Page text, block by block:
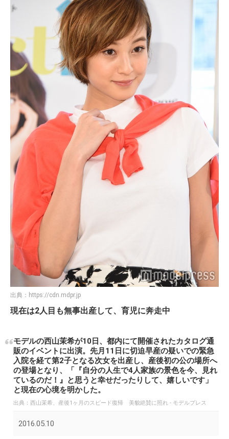
出典： https://cdn.mdpr.jp
現在は2人目も無事出産して、育児に奔走中
モデルの西山茉希が10日、都内にて開催されたカタログ通
販のイベントに出演。先月11日に切迫早産の疑いでの緊急
入院を経て第2子となる次女を出産し、産後初の公の場所へ
の登場となり、「『自分の人生で4人家族の景色を今、見れ
ているのだ！』と思うと幸せだったりして、嬉しいです」
と現在の心境を明かした。
出典： 西山茉希、産後1ヶ月のスピード復帰 美貌絶賛に照れ - モデルプレス
2016.05.10